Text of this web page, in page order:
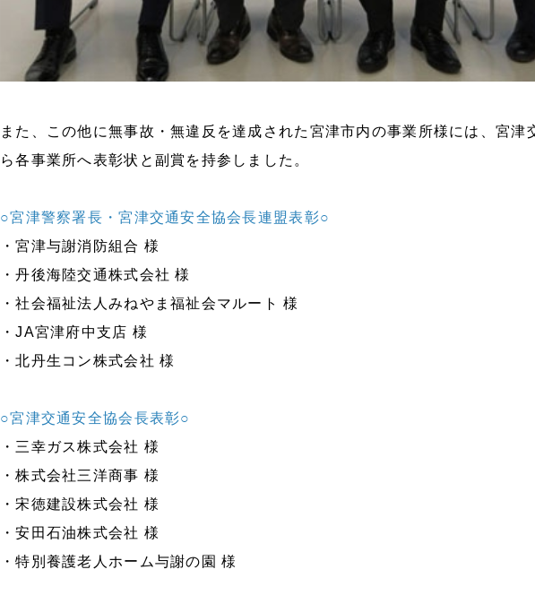
また、この他に無事故・無違反を達成された宮津市内の事業所様には、宮津
ら各事業所へ表彰状と副賞を持参しました。
○宮津警察署長・宮津交通安全協会長連盟表彰○
・宮津与謝消防組合 様
・丹後海陸交通株式会社 様
・社会福祉法人みねやま福祉会マルート 様
・JA宮津府中支店 様
・北丹生コン株式会社 様
○宮津交通安全協会長表彰○
・三幸ガス株式会社 様
・株式会社三洋商事 様
・宋徳建設株式会社 様
・安田石油株式会社 様
・特別養護老人ホーム与謝の園 様